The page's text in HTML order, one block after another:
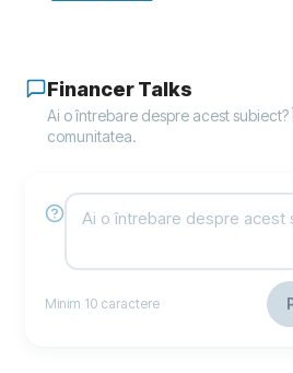
Financer Talks
Ai o întrebare despre acest subiect?
comunitatea.
Minim 10 caractere